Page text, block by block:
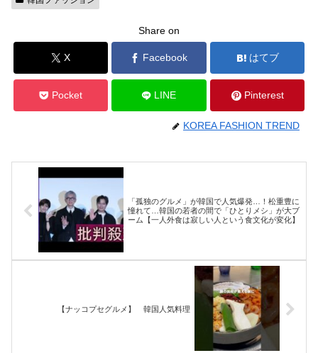
Share on
X Facebook はてブ
Pocket LINE Pinterest
KOREA FASHION TREND
「孤独のグルメ」が韓国で人気爆発…！松重豊に
憧れて…韓国の若者の間で「ひとりメシ」が大ブ
ーム【一人外食は寂しい人という食文化が変化】
【ナッコプセグルメ】 韓国人気料理